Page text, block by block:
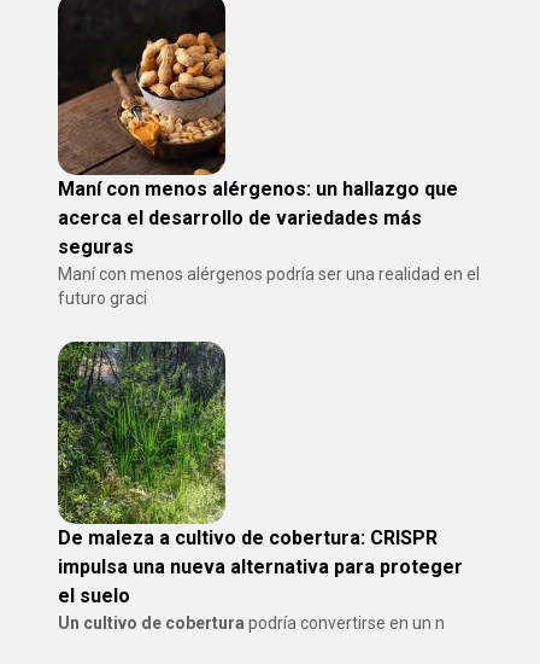
Maní con menos alérgenos: un hallazgo que
acerca el desarrollo de variedades más
seguras
Maní con menos alérgenos podría ser una realidad en el
futuro graci
De maleza a cultivo de cobertura: CRISPR
impulsa una nueva alternativa para proteger
el suelo
Un cultivo de cobertura podría convertirse en un n